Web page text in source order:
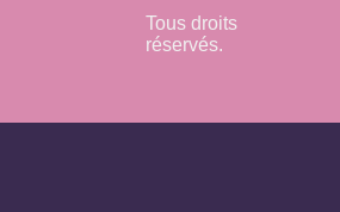
Tous droits
réservés.